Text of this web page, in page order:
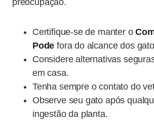
preocupação.
Certifique-se de manter o
Pode fora do alcance dos
Considere alternativas
em casa.
Tenha sempre o contato do
Observe seu gato após
ingestão da planta.